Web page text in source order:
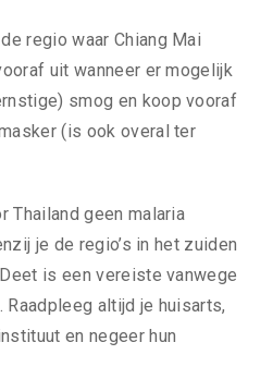
regio waar Chiang Mai
uit wanneer er mogelijk
smog en koop vooraf
(is ook overal ter
Thailand geen malaria
je de regio’s in het zuiden
is een vereiste vanwege
Raadpleeg altijd je huisarts,
en negeer hun